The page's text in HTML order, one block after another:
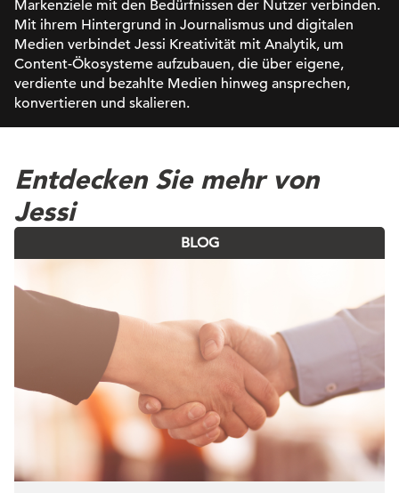
Markenziele mit den Bedürfnissen der Nutzer verbinden.
Mit ihrem Hintergrund in Journalismus und digitalen
Medien verbindet Jessi Kreativität mit Analytik, um
Content-Ökosysteme aufzubauen, die über eigene,
verdiente und bezahlte Medien hinweg ansprechen,
konvertieren und skalieren.
Entdecken Sie mehr von
Jessi
BLOG